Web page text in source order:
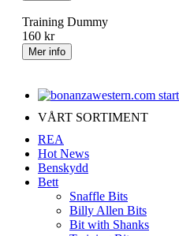
Training Dummy
160 kr
VÅRT SORTIMENT
REA
Hot News
Benskydd
Bett
Snaffle Bits
Billy Allen Bits
Bit with Shanks